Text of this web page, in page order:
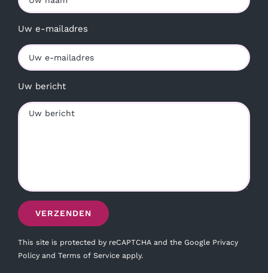
Uw e-mailadres
Uw bericht
This site is protected by reCAPTCHA and the Google Privacy
Policy and Terms of Service apply.